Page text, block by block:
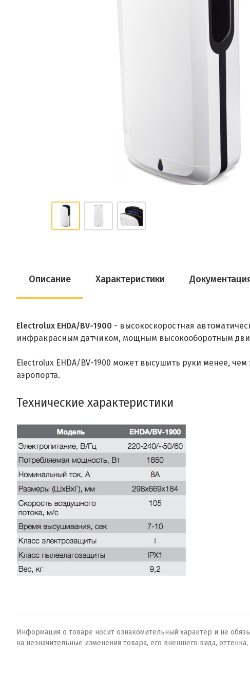
Описание Характеристики
Electrolux EHDA/BV-1900 - высокоскоростная
инфракрасным датчиком, мощным высокооборотным
Electrolux EHDA/BV-1900 может высушить руки менее,
аэропорта.
Технические характеристики
Информация о товаре носит ознакомительный характер и не
на незначительные изменения товара, его внешнего вида,